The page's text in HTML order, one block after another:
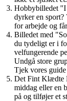
Hobbybilledet
dyrker en sport?
for arbejde og
Billedet med
du tydeligt er i
velfungerende
Undgå store
Tjek vores
Det Fint Klædte
middag eller en
på og tilføjer et